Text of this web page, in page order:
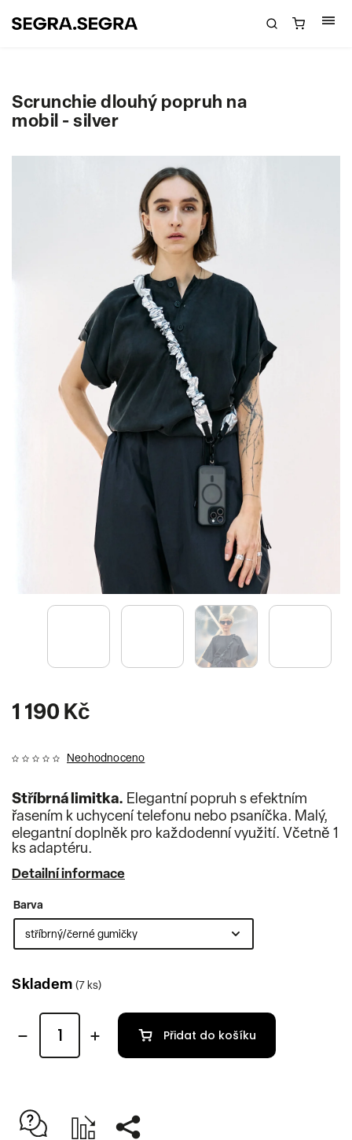
Scrunchie dlouhý popruh na
mobil - silver
1 190 Kč
Neohodnoceno
Stříbrná limitka. Elegantní popruh s efektním
řasením k uchycení telefonu nebo psaníčka. Malý,
elegantní doplněk pro každodenní využití. Včetně 1
ks adaptéru.
Detailní informace
Barva
Skladem (7 ks)
Přidat do košíku